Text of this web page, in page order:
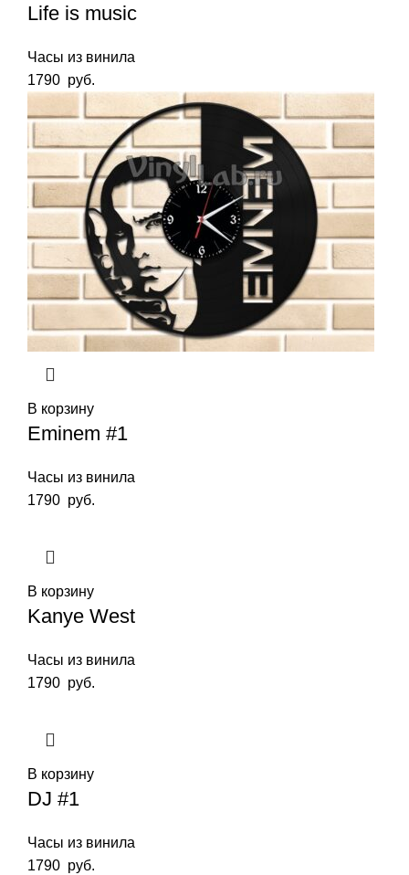
Life is music
Часы из винила
1790 руб.
В корзину
Eminem #1
Часы из винила
1790 руб.
В корзину
Kanye West
Часы из винила
1790 руб.
В корзину
DJ #1
Часы из винила
1790 руб.